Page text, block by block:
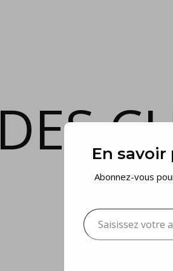
DESEn savoir
Abonnez-vous
Saisissez votre